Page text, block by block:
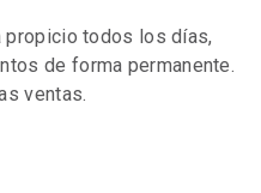
propicio todos los días,
de forma permanente.
ventas.